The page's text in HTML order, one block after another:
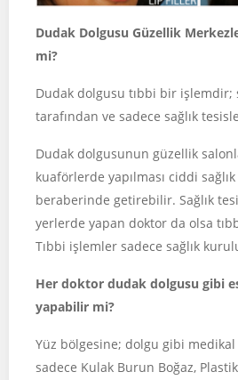
Dudak Dolgusu Güzellik
mi?
Dudak dolgusu tıbbi bir işlemdir;
tarafından ve sadece sağlık
Dudak dolgusunun güzellik
kuaförlerde yapılması ciddi sağlık
beraberinde getirebilir. Sağlık
yerlerde yapan doktor da olsa
Tıbbi işlemler sadece sağlık
Her doktor dudak dolgusu gibi
yapabilir mi?
Yüz bölgesine; dolgu gibi
sadece Kulak Burun Boğaz,